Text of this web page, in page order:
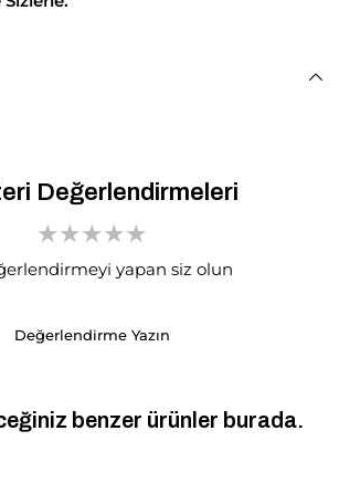
Değerlendirmeleri
yapan siz olun
Değerlendirme Yazın
benzer ürünler burada.